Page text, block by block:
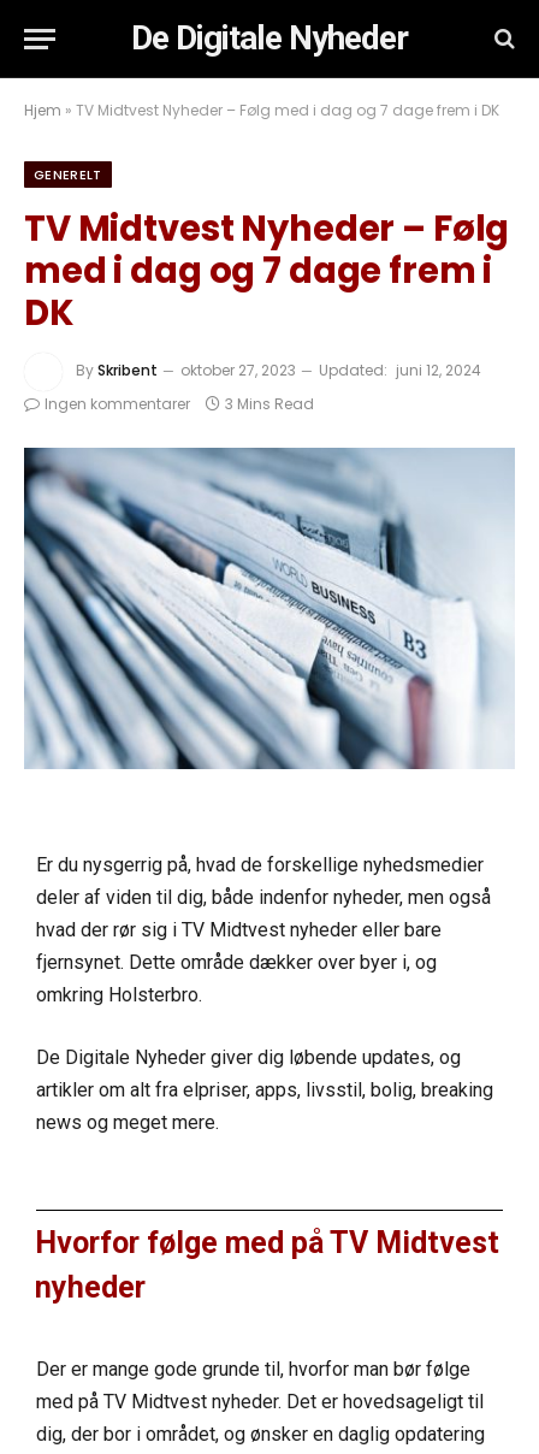
De Digitale Nyheder
Hjem » TV Midtvest Nyheder – Følg med i dag og 7 dage frem i DK
GENERELT
TV Midtvest Nyheder – Følg
med i dag og 7 dage frem i
DK
BySkribent oktober 27, 2023 Updated: juni 12, 2024
Ingen kommentarer
3 Mins Read
Er du nysgerrig på, hvad de forskellige nyhedsmedier
deler af viden til dig, både indenfor nyheder, men også
hvad der rør sig i TV Midtvest nyheder eller bare
fjernsynet. Dette område dækker over byer i, og
omkring Holsterbro.
De Digitale Nyheder giver dig løbende updates, og
artikler om alt fra elpriser, apps, livsstil, bolig, breaking
news og meget mere.
Hvorfor følge med på TV Midtvest
nyheder
Der er mange gode grunde til, hvorfor man bør følge
med på TV Midtvest nyheder. Det er hovedsageligt til
dig, der bor i området, og ønsker en daglig opdatering